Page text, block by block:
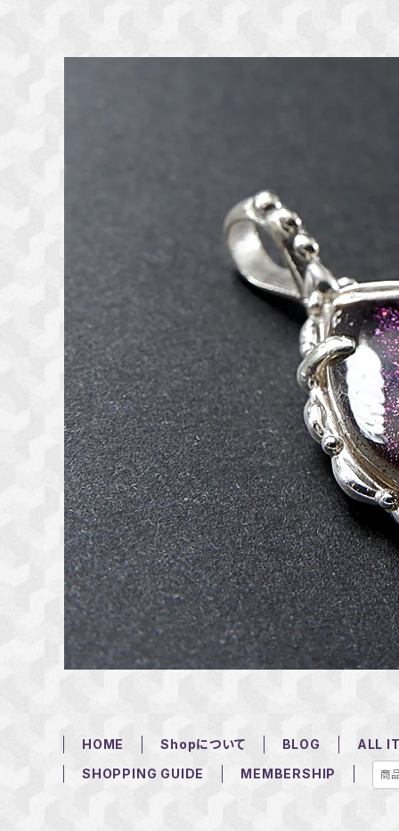
HOME Shopについて BLOG
ALL
SHOPPING GUIDE
MEMBERSHIP